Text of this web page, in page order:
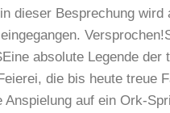
dieser Besprechung wird
absolute Legende der
die bis heute treue
Anspielung auf ein Ork-